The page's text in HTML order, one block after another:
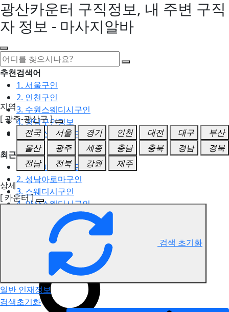
광산카운터 구직정보, 내 주변 구직
자 정보 - 마사지알바
추천검색어
1. 서울구인
2. 인천구인
3. 수원스웨디시구인
4. 강남구인정보
5. 동탄스웨디시구인
최근검색어
1. 일산마사지구인
2. 성남아로마구인
3. 스웨디시구인
4. 안산스웨디시구인
5. 아로마구인
광산 카운터 구직정보
지역
[ 광주-광산구 ]
전국
서울 경기 인천 대전 대구
부산
울산
광주 세종 충남 충북 경남
경북
전남
전북 강원
제주
상세
[ 카운터 ]
검색 초기화
일반 인재정보
검색초기화